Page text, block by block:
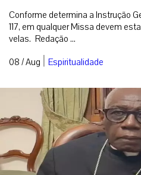
Conforme determina a Instrução
117, em qualquer Missa devem
velas. Redação ...
08 / Aug | Espiritualidade